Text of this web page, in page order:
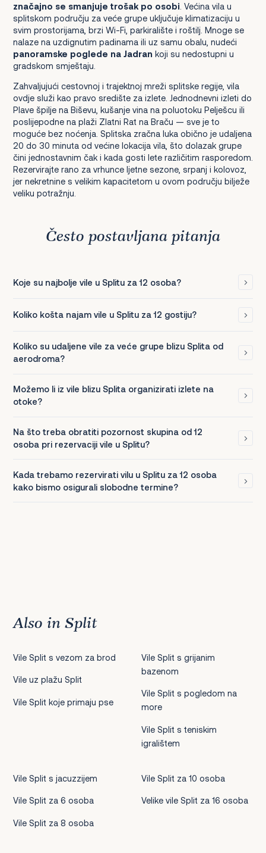
značajno se smanjuje trošak po osobi . Većina vila u
splitskom području za veće grupe uključuje klimatizaciju u
svim prostorijama, brzi Wi-Fi, parkiralište i roštilj. Mnoge se
nalaze na uzdignutim padinama ili uz samu obalu, nudeći
panoramske poglede na Jadran koji su nedostupni u
gradskom smještaju.
Zahvaljujući cestovnoj i trajektnoj mreži splitske regije, vila
ovdje služi kao pravo središte za izlete. Jednodnevni izleti do
Plave špilje na Biševu, kušanje vina na poluotoku Pelješcu ili
poslijepodne na plaži Zlatni Rat na Braču — sve je to
moguće bez noćenja. Splitska zračna luka obično je udaljena
20 do 30 minuta od većine lokacija vila, što dolazak grupe
čini jednostavnim čak i kada gosti lete različitim rasporedom.
Rezervirajte rano za vrhunce ljetne sezone, srpanj i kolovoz,
jer nekretnine s velikim kapacitetom u ovom području bilježe
veliku potražnju.
Često postavljana pitanja
Koje su najbolje vile u Splitu za 12 osoba?
Koliko košta najam vile u Splitu za 12 gostiju?
Koliko su udaljene vile za veće grupe blizu Splita od
aerodroma?
Možemo li iz vile blizu Splita organizirati izlete na
otoke?
Na što treba obratiti pozornost skupina od 12
osoba pri rezervaciji vile u Splitu?
Kada trebamo rezervirati vilu u Splitu za 12 osoba
kako bismo osigurali slobodne termine?
Also in Split
Vile Split s vezom za brod
Vile uz plažu Split
Vile Split koje primaju pse
Vile Split s grijanim
bazenom
Vile Split s pogledom na
more
Vile Split s teniskim
igralištem
Vile Split s jacuzzijem
Vile Split za 6 osoba
Vile Split za 8 osoba
Vile Split za 10 osoba
Velike vile Split za 16 osoba